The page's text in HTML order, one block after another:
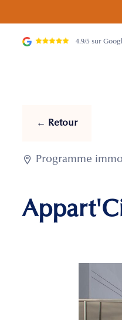
4.9/5 sur
← Retour
 Programme